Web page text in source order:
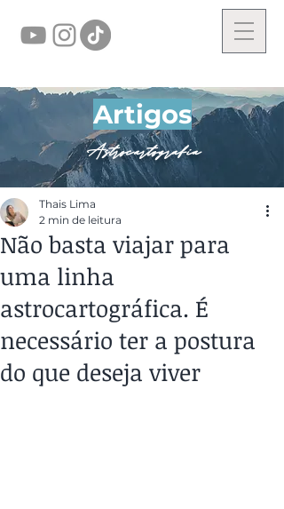
Artigos
Astrocartografia
Não basta viajar para
uma linha
astrocartográfica. É
necessário ter a postura
do que deseja viver
Thais Lima
2 min de leitura